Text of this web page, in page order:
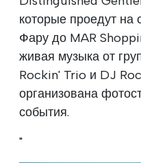
которые проедут на
Фару до MAR
живая музыка от
Rockin' Trio и DJ
организована
события.
"